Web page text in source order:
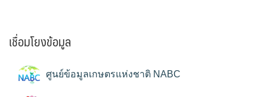
เชื่อมโยงข้อมูล
ศูนย์ข้อมูลเกษตรแห่งชาติ NABC